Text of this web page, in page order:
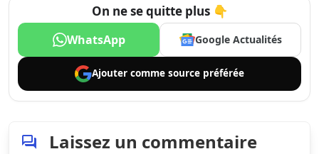
On ne se quitte plus 👇
WhatsApp Google Actualités
Ajouter comme source préférée
Laissez un commentaire